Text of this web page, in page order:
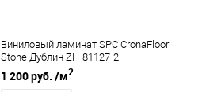
Виниловый ламинат SPC CronaFloor
Stone Дублин ZH-81127-2
1 200 руб. /м2